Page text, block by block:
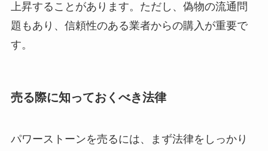
上昇することがあります。ただし、偽物の流通問
題もあり、信頼性のある業者からの購入が重要で
す。
売る際に知っておくべき法律
パワーストーンを売るには、まず法律をしっかり